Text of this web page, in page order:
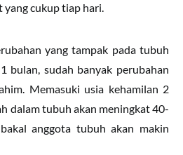
cukup tiap hari.
yang tampak pada tubuh
bulan, sudah banyak perubahan
Memasuki usia kehamilan 2
dalam tubuh akan meningkat 40-
anggota tubuh akan makin